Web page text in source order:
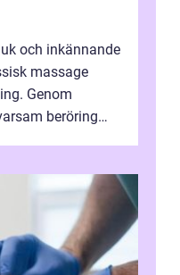
och inkännande
massage
Genom
beröring